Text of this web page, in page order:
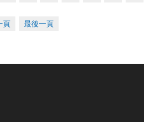
頁 最後一頁